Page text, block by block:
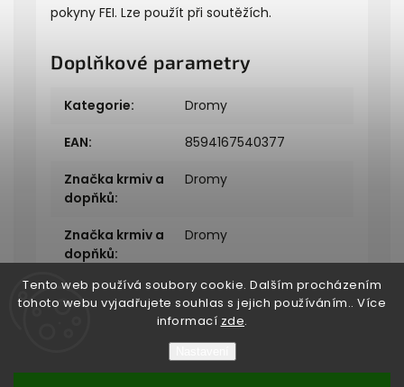
Tento web používá soubory cookie. Dalším procházením
tohoto webu vyjadřujete souhlas s jejich používáním.. Více
informací zde.
pokyny FEI. Lze použít při soutěžích.
Doplňkové parametry
Kategorie: Dromy
EAN: 8594167540377
Značka krmiv a
dopňků:
Dromy
Značka krmiv a
dopňků:
Dromy
Copyright 2026Bukefalos. Všechna práva vyhrazena.